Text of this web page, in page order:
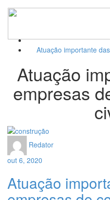
Atuação importante
Atuação
empresas
Redator
out 6, 2020
Atuação